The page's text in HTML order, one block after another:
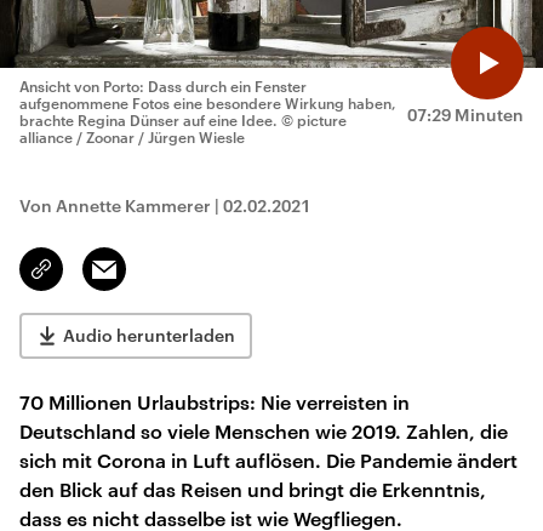
07:29 Minuten
Ansicht von Porto: Dass durch ein Fenster
aufgenommene Fotos eine besondere Wirkung haben,
brachte Regina Dünser auf eine Idee. © picture
alliance / Zoonar / Jürgen Wiesle
Von Annette Kammerer | 02.02.2021
Link
kopieren/teilen
Email
Audio herunterladen
70 Millionen Urlaubstrips: Nie verreisten in
Deutschland so viele Menschen wie 2019. Zahlen, die
sich mit Corona in Luft auflösen. Die Pandemie ändert
den Blick auf das Reisen und bringt die Erkenntnis,
dass es nicht dasselbe ist wie Wegfliegen.